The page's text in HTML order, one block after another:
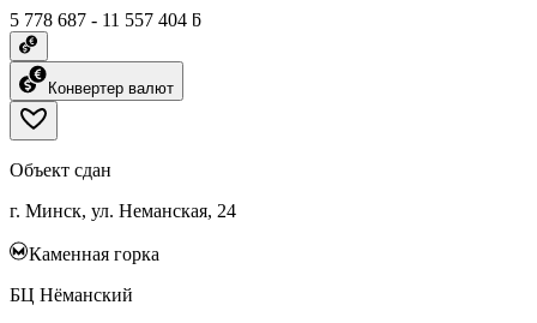
5 778 687 - 11 557 404 ƃ
Конвертер валют
Объект сдан
г. Минск, ул. Неманская, 24
Каменная горка
БЦ Нёманский